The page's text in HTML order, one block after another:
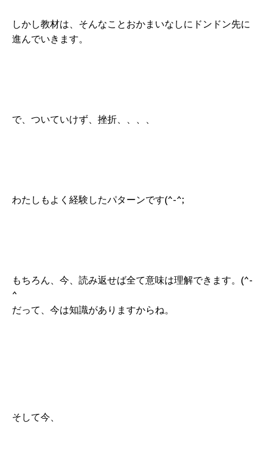
しかし教材は、そんなことおかまいなしにドンドン先に
進んでいきます。
で、ついていけず、挫折、、、、
わたしもよく経験したパターンです(^-^;
もちろん、今、読み返せば全て意味は理解できます。(^-
^
だって、今は知識がありますからね。
そして今、